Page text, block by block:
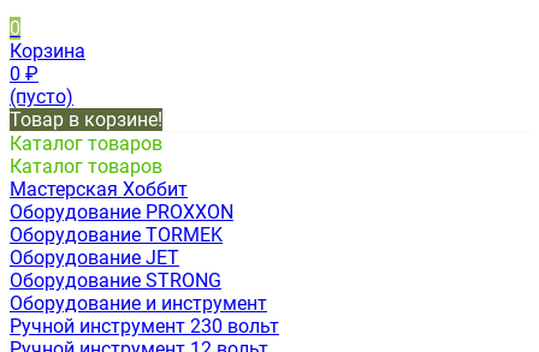
0
Корзина
0 ₽
(пусто)
Товар в корзине!
Каталог товаров
Каталог товаров
Мастерская Хоббит
Оборудование PROXXON
Оборудование TORMEK
Оборудование JET
Оборудование STRONG
Оборудование и инструмент
Ручной инструмент 230 вольт